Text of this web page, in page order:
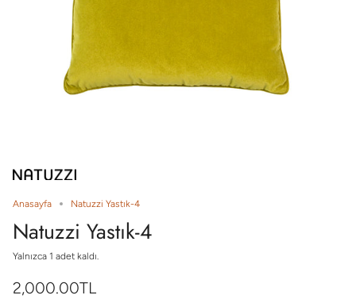
Anasayfa Natuzzi Yastık-4
Natuzzi Yastık-4
Yalnızca 1 adet kaldı.
2,000.00TL